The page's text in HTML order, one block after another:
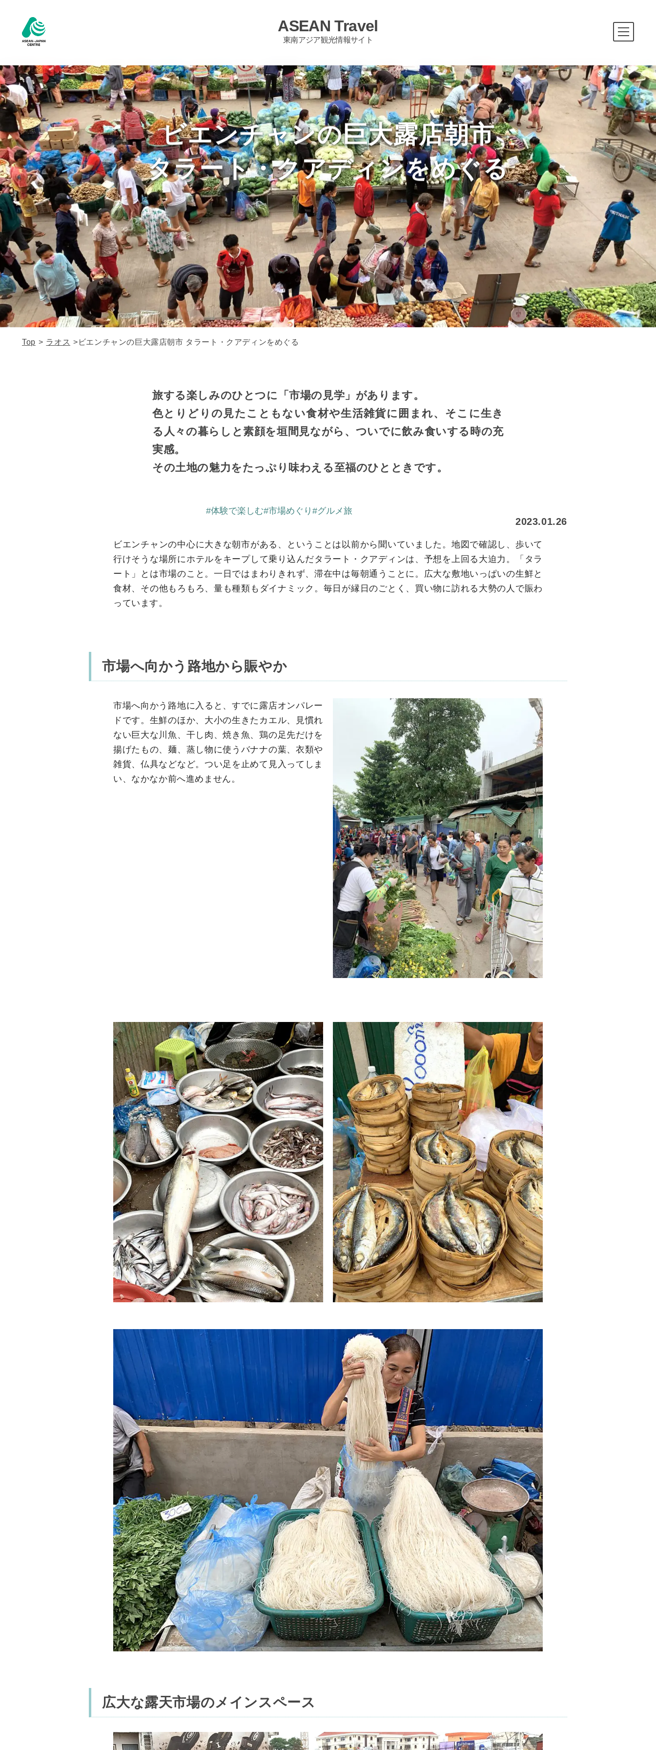
ASEAN Travel
東南アジア観光情報サイト
ビエンチャンの巨大露店朝市
タラート・クアディンをめぐる
Top > ラオス > ビエンチャンの巨大露店朝市 タラート・クアディンをめぐる
旅する楽しみのひとつに「市場の見学」があります。
色とりどりの見たこともない食材や生活雑貨に囲まれ、そこに生き
る人々の暮らしと素顔を垣間見ながら、ついでに飲み食いする時の充
実感。
その土地の魅力をたっぷり味わえる至福のひとときです。
#体験で楽しむ#市場めぐり #グルメ旅
2023.01.26
ビエンチャンの中心に大きな朝市がある、ということは以前から聞いていました。地図で確認し、歩いて
行けそうな場所にホテルをキープして乗り込んだタラート・クアディンは、予想を上回る大迫力。「タラ
ート」とは市場のこと。一日ではまわりきれず、滞在中は毎朝通うことに。広大な敷地いっぱいの生鮮と
食材、その他もろもろ、量も種類もダイナミック。毎日が縁日のごとく、買い物に訪れる大勢の人で賑わ
っています。
市場へ向かう路地から賑やか
市場へ向かう路地に入ると、すでに露店オンパレー
ドです。生鮮のほか、大小の生きたカエル、見慣れ
ない巨大な川魚、干し肉、焼き魚、鶏の足先だけを
揚げたもの、麺、蒸し物に使うバナナの葉、衣類や
雑貨、仏具などなど。つい足を止めて見入ってしま
い、なかなか前へ進めません。
広大な露天市場のメインスペース